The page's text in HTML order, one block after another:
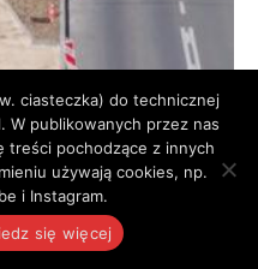
nabiera
Robotnicza w...
15:30
ciasteczka) do technicznej
W publikowanych przez nas
treści pochodzące z innych
używają cookies, np.
i Instagram.
się więcej